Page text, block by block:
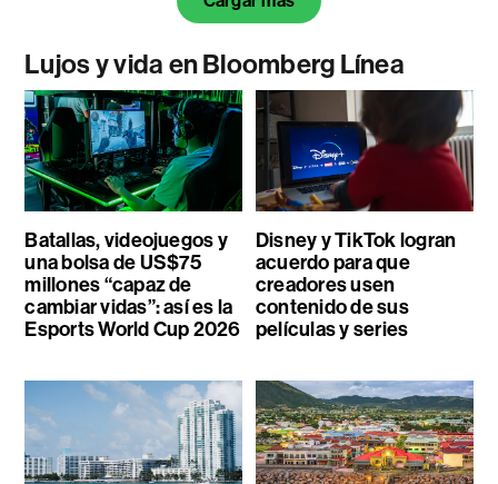
Lujos y vida en Bloomberg Línea
Batallas, videojuegos y
una bolsa de US$75
millones “capaz de
cambiar vidas”: así es la
Esports World Cup 2026
Disney y TikTok logran
acuerdo para que
creadores usen
contenido de sus
películas y series